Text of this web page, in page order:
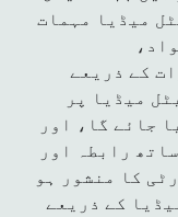
میڈیا مہمات
کے ذریعے
میڈیا پر
جائے گا، اور
رابطہ اور
کا منشور ہو
کے ذریعے